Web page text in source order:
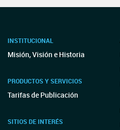
INSTITUCIONAL
Misión, Visión e Historia
PRODUCTOS Y SERVICIOS
Tarifas de Publicación
SITIOS DE INTERÉS